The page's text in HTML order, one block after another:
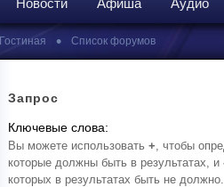
Новости Афиша Аудио
Гостиная • Список форумов
Запрос
Ключевые слова:
Вы можете использовать +, чтобы
которые должны быть в результатах, и
которых в результатах быть не